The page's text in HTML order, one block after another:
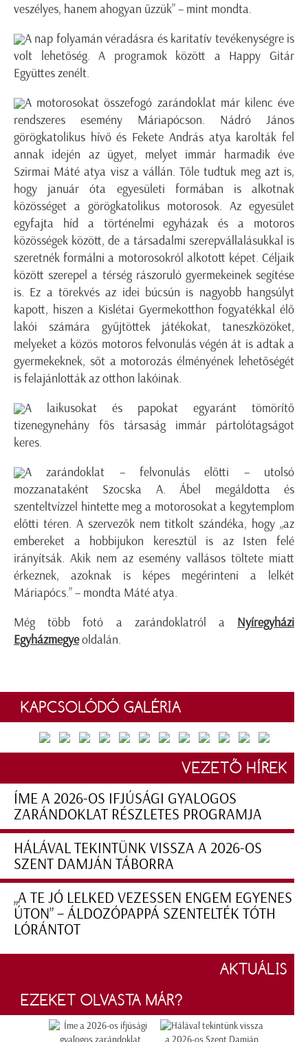
veszélyes, hanem ahogyan űzzük” – mint mondta.
A nap folyamán véradásra és karitatív tevékenységre is
volt lehetőség. A programok között a Happy Gitár
Együttes zenélt.
A motorosokat összefogó zarándoklat már kilenc éve
rendszeres esemény Máriapócson. Nádró János
görögkatolikus hívő és Fekete András atya karolták fel
annak idején az ügyet, melyet immár harmadik éve
Szirmai Máté atya visz a vállán. Tőle tudtuk meg azt is,
hogy január óta egyesületi formában is alkotnak
közösséget a görögkatolikus motorosok. Az egyesület
egyfajta híd a történelmi egyházak és a motoros
közösségek között, de a társadalmi szerepvállalásukkal is
szeretnék formálni a motorosokról alkotott képet. Céljaik
között szerepel a térség rászoruló gyermekeinek segítése
is. Ez a törekvés az idei búcsún is nagyobb hangsúlyt
kapott, hiszen a Kislétai Gyermekotthon fogyatékkal élő
lakói számára gyűjtöttek játékokat, taneszközöket,
melyeket a közös motoros felvonulás végén át is adtak a
gyermekeknek, sőt a motorozás élményének lehetőségét
is felajánlották az otthon lakóinak.
A laikusokat és papokat egyaránt tömörítő
tizenegynehány fős társaság immár pártolótagságot
keres.
A zarándoklat – felvonulás előtti – utolsó
mozzanataként Szocska A. Ábel megáldotta és
szenteltvízzel hintette meg a motorosokat a kegytemplom
előtti téren. A szervezők nem titkolt szándéka, hogy „az
embereket a hobbijukon keresztül is az Isten felé
irányítsák. Akik nem az esemény vallásos töltete miatt
érkeznek, azoknak is képes megérinteni a lelkét
Máriapócs.” – mondta Máté atya.
Még több fotó a zarándoklatról a Nyíregyházi
Egyházmegyeoldalán.
KAPCSOLÓDÓ GALÉRIA
VEZETŐ HÍREK
ÍME A 2026-OS IFJÚSÁGI GYALOGOS
ZARÁNDOKLAT RÉSZLETES PROGRAMJA
HÁLÁVAL TEKINTÜNK VISSZA A 2026-OS
SZENT DAMJÁN TÁBORRA
„A TE JÓ LELKED VEZESSEN ENGEM EGYENES
ÚTON” – ÁLDOZÓPAPPÁ SZENTELTÉK TÓTH
LÓRÁNTOT
AKTUÁLIS
EZEKET OLVASTA MÁR?